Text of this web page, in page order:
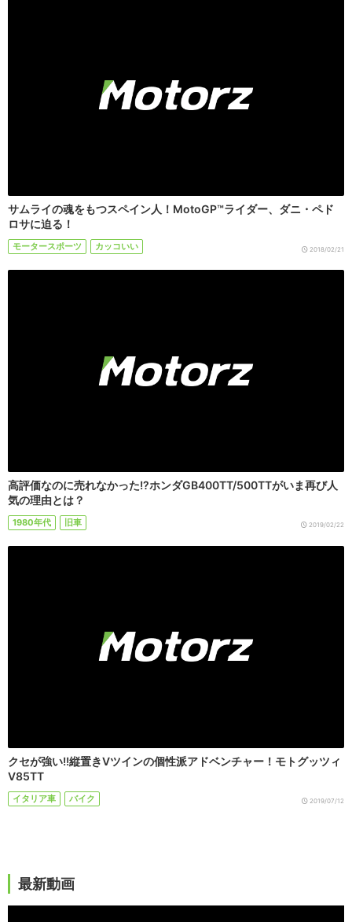
サムライの魂をもつスペイン人！MotoGP™ライダー、ダニ・ペド
ロサに迫る！
モータースポーツ カッコいい 2018/02/21
高評価なのに売れなかった!?ホンダGB400TT/500TTがいま再び人
気の理由とは？
1980年代 旧車 2019/02/22
クセが強い!!縦置きVツインの個性派アドベンチャー！モトグッツィ
V85TT
イタリア車 バイク 2019/07/12
最新動画